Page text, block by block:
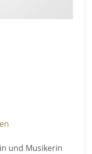
und Musikerin